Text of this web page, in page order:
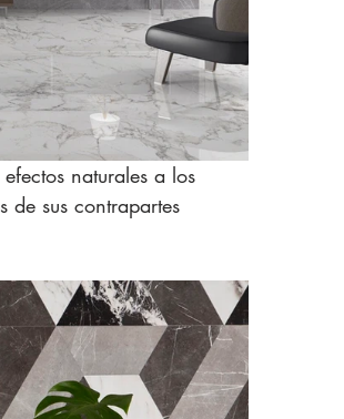
naturales a los
de sus contrapartes